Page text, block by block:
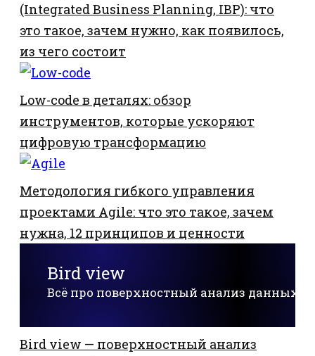
(Integrated Business Planning, IBP): что
это такое, зачем нужно, как появилось,
из чего состоит
Low-code в деталях: обзор
инструментов, которые ускоряют
цифровую трансформацию
Методология гибкого управления
проектами Agile: что это такое, зачем
нужна, 12 принципов и ценности
Bird view
Всё про поверхностный анализ данных
Bird view — поверхностный анализ